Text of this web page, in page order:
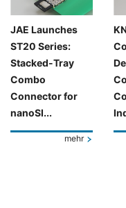
JAE Launches
ST20 Series:
Stacked-Tray
Combo
Connector for
nanoSI...
mehr